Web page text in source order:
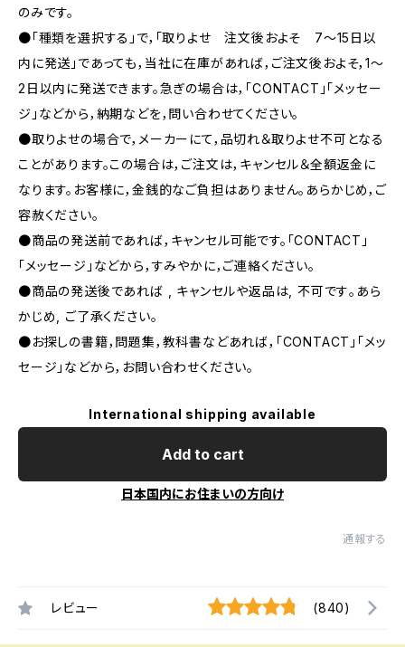
のみです。
●「種類を選択する」で，「取りよせ 注文後およそ 7〜15日以
内に発送」であっても，当社に在庫があれば，ご注文後およそ，1〜
2日以内に発送できます。急ぎの場合は，「CONTACT」「メッセー
ジ」などから，納期などを，問い合わせてください。
●取りよせの場合で，メーカーにて，品切れ＆取りよせ不可となる
ことがあります。この場合は，ご注文は，キャンセル＆全額返金に
なります。お客様に，金銭的なご負担はありません。あらかじめ，ご
容赦ください。
●商品の発送前であれば，キャンセル可能です。「CONTACT」
「メッセージ」などから，すみやかに，ご連絡ください。
●商品の発送後であれば , キャンセルや返品は, 不可です｡あら
かじめ, ご了承ください｡
●お探しの書籍，問題集，教科書などあれば，「CONTACT」「メッ
セージ」などから，お問い合わせください。
International shipping available
Add to cart
日本国内にお住まいの方向け
通報する
レビュー (840)